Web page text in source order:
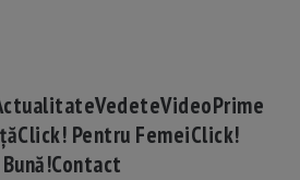
VedeteVideoPrime
Click! Pentru FemeiClick!
Contact